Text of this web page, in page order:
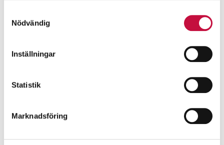
Nödvändig
Inställningar
Statistik
Marknadsföring